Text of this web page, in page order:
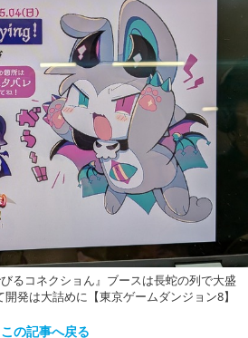
るコネクショん』ブースは長蛇の列で大盛
発は大詰めに【東京ゲームダンジョン8】
この記事へ戻る